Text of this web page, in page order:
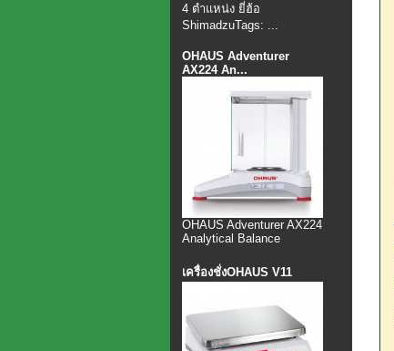
4 ตำแหน่ง ยี่ฮ้อ
ShimadzuTags: ...
OHAUS Adventurer
AX224 An...
OHAUS Adventurer AX224
Analytical Balance
เครื่องชั่งOHAUS V11